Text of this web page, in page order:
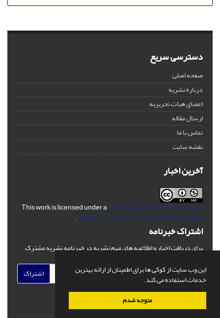
این وب سایت از کوکی ها برای اطمینان از ارائه بهترین
خدمات استفاده می کند.
متوجه شدم
دسترسی سریع
صفحه اصلی
درباره نشریه
اعضای هیات تحریریه
ارسال مقاله
تماس با ما
نقشه سایت
آخرین اخبار
This work is licensed under aCreative Commons Attribution-
NonCommercial 4.0 International License
.
اشتراک خبرنامه
برای دریافت اخبار و اطلاعیه های مهم نشریه در خبرنامه نشریه مشترک
اشتراک